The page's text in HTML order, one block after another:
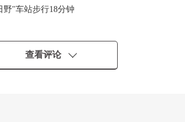
野"车站步行18分钟
平米，新房木造4LDK独栋住宅
(出自车型的)
查看评论